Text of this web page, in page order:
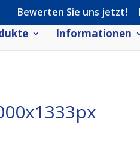
Bewerten Sie uns jetzt!
Informationen